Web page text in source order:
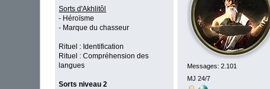
Sorts d'Akhlitôl
- Héroïsme
- Marque du chasseur
Rituel : Identification
Rituel : Compréhension des
langues
Sorts niveau 2
Messages: 2.101
MJ 24/7